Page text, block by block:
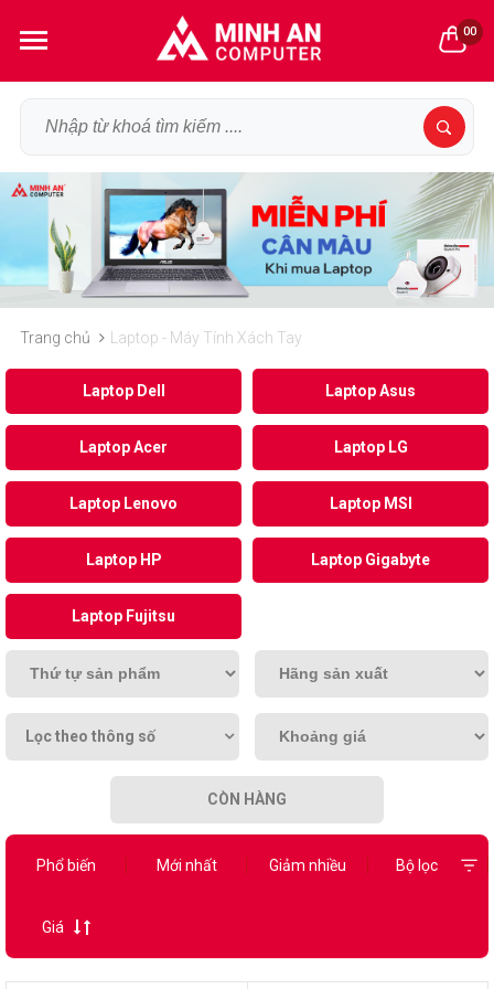
00
Trang chủ Laptop - Máy Tính Xách Tay
Laptop Dell Laptop Asus
Laptop Acer Laptop LG
Laptop Lenovo Laptop MSI
Laptop HP Laptop Gigabyte
Laptop Fujitsu
Lọc theo thông số
CÒN HÀNG
Phổ biến Mới nhất Giảm nhiều Bộ lọc
Giá